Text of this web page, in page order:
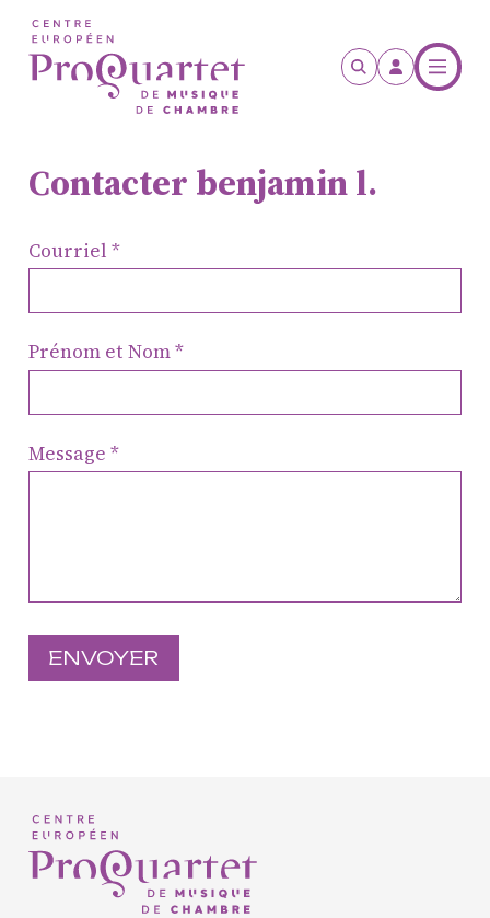
Contacter benjamin l.
Courriel
Prénom et Nom
Message
ProQuartet - Centre
interprètes
Formation
professionnelle et
Pratiques amateurs